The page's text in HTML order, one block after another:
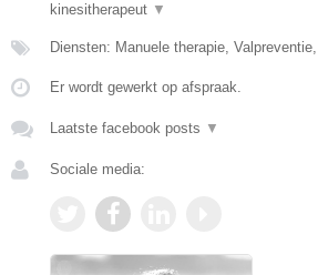
kinesitherapeut ▼
Diensten: Manuele therapie,
Er wordt gewerkt op afspraak.
Laatste facebook posts ▼
Sociale media: